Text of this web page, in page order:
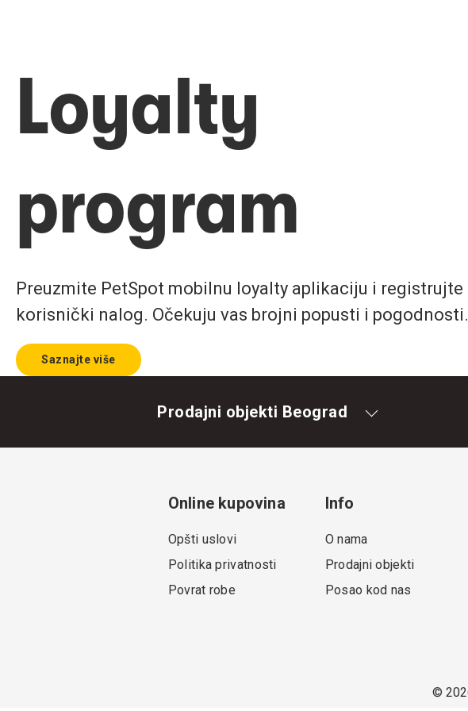
Loyalty
program
Preuzmite PetSpot mobilnu loyalty aplikaciju i registrujte
korisnički nalog. Očekuju vas brojni popusti i pogodnosti.
Saznajte više
Prodajni objekti Beograd
Online kupovina
Opšti uslovi
Politika privatnosti
Povrat robe
Info
O nama
Prodajni objekti
Posao kod nas
©